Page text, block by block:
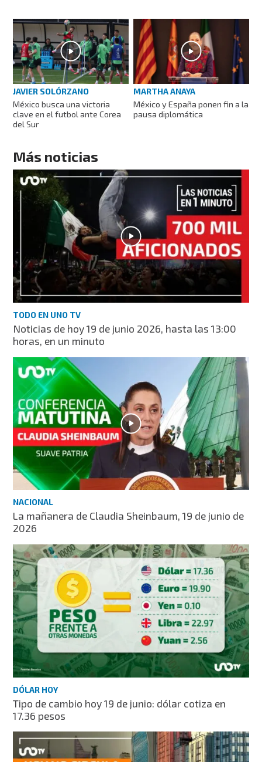
JAVIER SOLÓRZANO
México busca una victoria
clave en el futbol ante Corea
del Sur
MARTHA ANAYA
México y España ponen fin a la
pausa diplomática
Más noticias
TODO EN UNO TV
Noticias de hoy 19 de junio 2026, hasta las 13:00
horas, en un minuto
NACIONAL
La mañanera de Claudia Sheinbaum, 19 de junio de
2026
DÓLAR HOY
Tipo de cambio hoy 19 de junio: dólar cotiza en
17.36 pesos